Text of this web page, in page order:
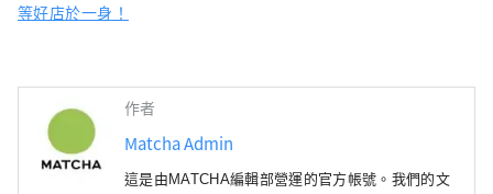
等好店於一身！
作者
Matcha Admin
這是由MATCHA編輯部營運的官方帳號。我們的文